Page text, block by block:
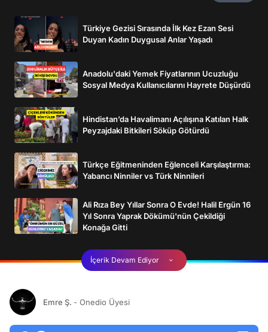
Türkiye Gezisi Sırasında İlk Kez Ezan Sesi
Duyan Kadın Duygusal Anlar Yaşadı
Anadolu'daki Yemek Fiyatlarının Ucuzluğu
Sosyal Medya Kullanıcılarını Hayrete Düşürdü
Hindistan’da Havalimanı Açılışına Katılan Halk
Peyzajdaki Bitkileri Söküp Götürdü
Türkçe Eğitmeninden Eğlenceli Karşılaştırma:
Yabancı Ninniler vs Türk Ninnileri
Ali Rıza Bey Yıllar Sonra O Evde! Halil Ergün 16
Yıl Sonra Yaprak Dökümü'nün Çekildiği
Konağa Gitti
İçerik Devam Ediyor
Emre Ş. - Onedio Üyesi